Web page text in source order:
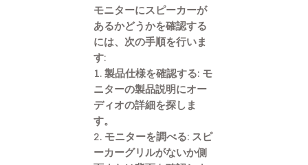
モニターにスピーカーが
あるかどうかを確認する
には、次の手順を行いま
す:
1. 製品仕様を確認する: モ
ニターの製品説明にオー
ディオの詳細を探しま
す。
2. モニターを調べる: スピ
ーカーグリルがないか側